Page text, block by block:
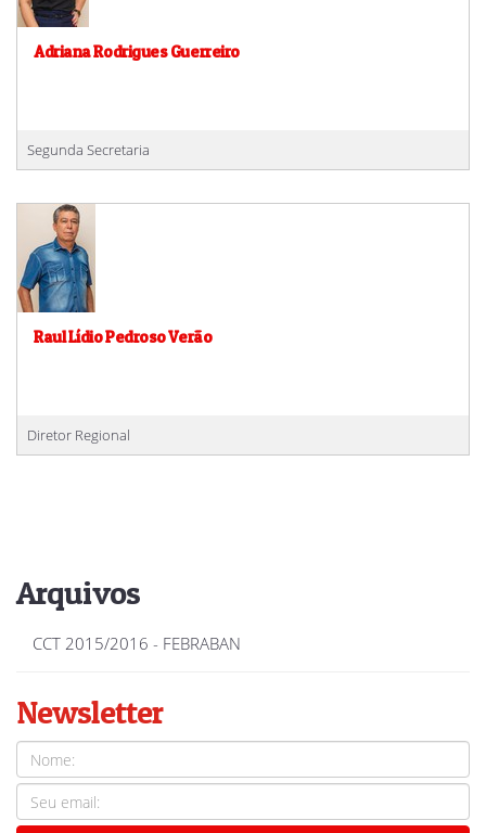
Adriana Rodrigues Guerreiro
Segunda Secretaria
Raul Lídio Pedroso Verão
Diretor Regional
Arquivos
CCT 2015/2016 - FEBRABAN
Newsletter